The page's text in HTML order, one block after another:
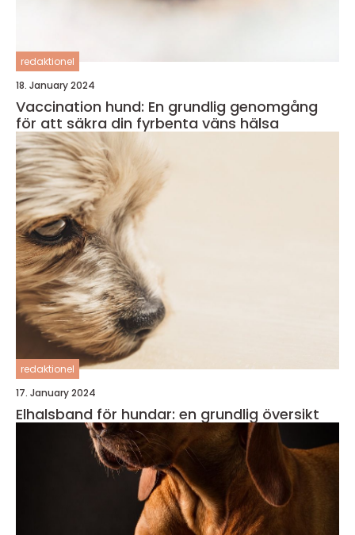
redaktionel
18. January 2024
Vaccination hund: En grundlig genomgång
för att säkra din fyrbenta väns hälsa
redaktionel
17. January 2024
Elhalsband för hundar: en grundlig översikt